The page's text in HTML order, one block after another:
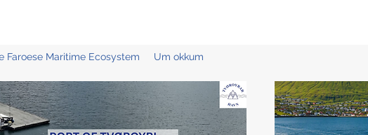
Faroese Maritime Ecosystem Um okkum